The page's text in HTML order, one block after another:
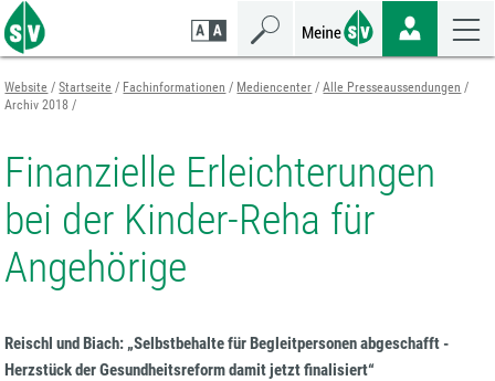
Zum
Seiteninhalt
springen
Zur
Navigation
springen
Zur
Mobilen
Navigation
springen
Website Startseite Fachinformationen Mediencenter
Alle Presseaussendungen
Archiv 2018
Finanzielle Erleichterungen
bei der Kinder-Reha für
Angehörige
Reischl und Biach: „Selbstbehalte für Begleitpersonen abgeschafft -
Herzstück der Gesundheitsreform damit jetzt finalisiert“